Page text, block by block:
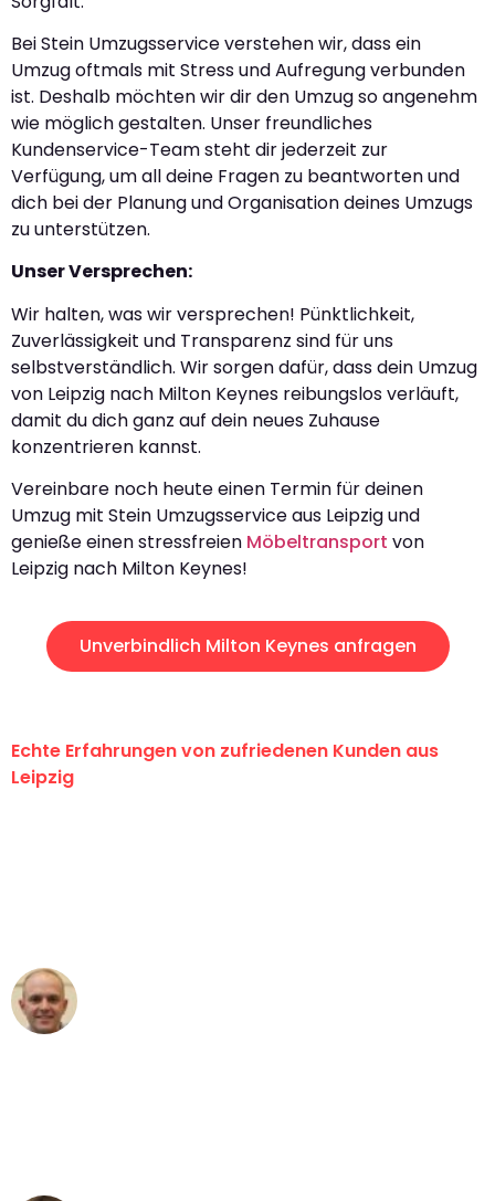
Bei Stein Umzugsservice verstehen wir, dass ein
Umzug oftmals mit Stress und Aufregung verbunden
ist. Deshalb möchten wir dir den Umzug so angenehm
wie möglich gestalten. Unser freundliches
Kundenservice-Team steht dir jederzeit zur
Verfügung, um all deine Fragen zu beantworten und
dich bei der Planung und Organisation deines Umzugs
zu unterstützen.
Unser Versprechen:
Wir halten, was wir versprechen! Pünktlichkeit,
Zuverlässigkeit und Transparenz sind für uns
selbstverständlich. Wir sorgen dafür, dass dein Umzug
von Leipzig nach Milton Keynes reibungslos verläuft,
damit du dich ganz auf dein neues Zuhause
konzentrieren kannst.
Vereinbare noch heute einen Termin für deinen
Umzug mit Stein Umzugsservice aus Leipzig und
genieße einen stressfreien Möbeltransport von
Leipzig nach Milton Keynes!
Unverbindlich Milton Keynes anfragen
Echte Erfahrungen von zufriedenen Kunden aus
Leipzig